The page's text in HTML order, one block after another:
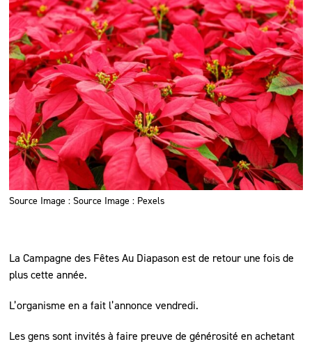
Source Image : Source Image : Pexels
La Campagne des Fêtes Au Diapason est de retour une fois de
plus cette année.
L’organisme en a fait l’annonce vendredi.
Les gens sont invités à faire preuve de générosité en achetant